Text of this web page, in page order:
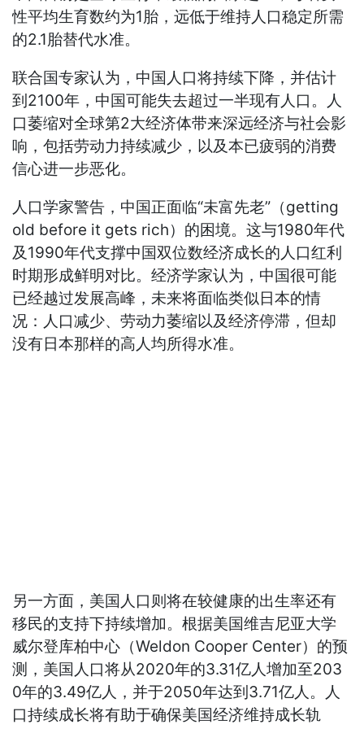
性平均生育数约为1胎，远低于维持人口稳定所需
的2.1胎替代水准。
联合国专家认为，中国人口将持续下降，并估计
到2100年，中国可能失去超过一半现有人口。人
口萎缩对全球第2大经济体带来深远经济与社会影
响，包括劳动力持续减少，以及本已疲弱的消费
信心进一步恶化。
人口学家警告，中国正面临“未富先老”（getting
old before it gets rich）的困境。这与1980年代
及1990年代支撑中国双位数经济成长的人口红利
时期形成鲜明对比。经济学家认为，中国很可能
已经越过发展高峰，未来将面临类似日本的情
况：人口减少、劳动力萎缩以及经济停滞，但却
没有日本那样的高人均所得水准。
另一方面，美国人口则将在较健康的出生率还有
移民的支持下持续增加。根据美国维吉尼亚大学
威尔登库柏中心（Weldon Cooper Center）的预
测，美国人口将从2020年的3.31亿人增加至203
0年的3.49亿人，并于2050年达到3.71亿人。人
口持续成长将有助于确保美国经济维持成长轨